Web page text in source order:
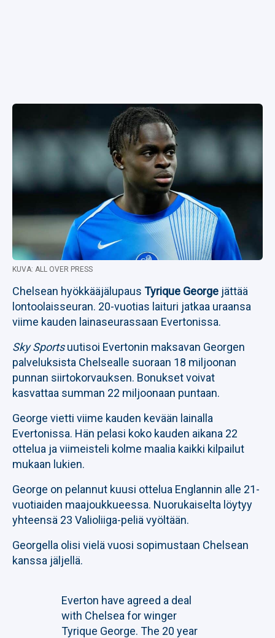
KUVA: ALL OVER PRESS
Chelsean hyökkääjälupaus Tyrique George jättää
lontoolaisseuran. 20-vuotias laituri jatkaa uraansa
viime kauden lainaseurassaan Evertonissa.
Sky Sportsuutisoi Evertonin maksavan Georgen
palveluksista Chelsealle suoraan 18 miljoonan
punnan siirtokorvauksen. Bonukset voivat
kasvattaa summan 22 miljoonaan puntaan.
George vietti viime kauden kevään lainalla
Evertonissa. Hän pelasi koko kauden aikana 22
ottelua ja viimeisteli kolme maalia kaikki kilpailut
mukaan lukien.
George on pelannut kuusi ottelua Englannin alle 21-
vuotiaiden maajoukkueessa. Nuorukaiselta löytyy
yhteensä 23 Valioliiga-peliä vyöltään.
Georgella olisi vielä vuosi sopimustaan Chelsean
kanssa jäljellä.
Everton have agreed a deal
with Chelsea for winger
Tyrique George. The 20 year